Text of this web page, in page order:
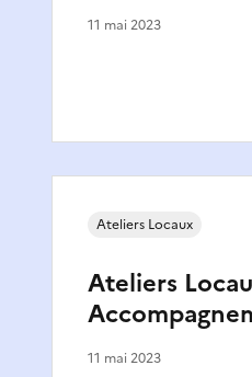
11 mai 2023
Ateliers
Ateliers Locaux
11 mai 2023